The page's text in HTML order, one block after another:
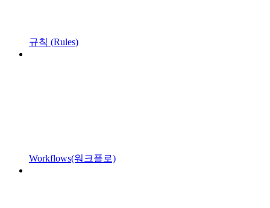
규칙 (Rules)
Workflows(워크플로)